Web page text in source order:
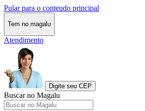
Pular para o conteudo principal
Tem no magalu
Atendimento
Digite seu CEP
Buscar no Magalu